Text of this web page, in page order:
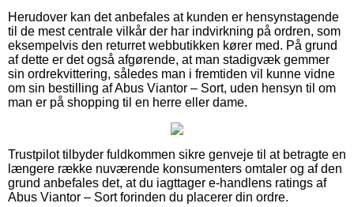
Herudover kan det anbefales at kunden er hensynstagende
til de mest centrale vilkår der har indvirkning på ordren, som
eksempelvis den returret webbutikken kører med. På grund
af dette er det også afgørende, at man stadigvæk gemmer
sin ordrekvittering, således man i fremtiden vil kunne vidne
om sin bestilling af Abus Viantor – Sort, uden hensyn til om
man er på shopping til en herre eller dame.
Trustpilot tilbyder fuldkommen sikre genveje til at betragte en
længere række nuværende konsumenters omtaler og af den
grund anbefales det, at du iagttager e-handlens ratings af
Abus Viantor – Sort forinden du placerer din ordre.